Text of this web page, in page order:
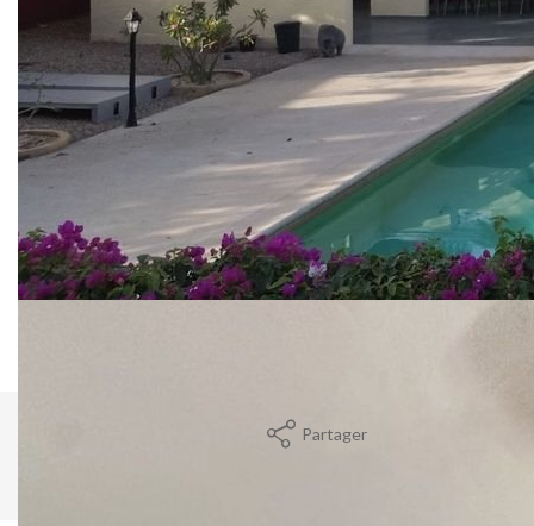
résidentiel.
Implantée sur 1 112m2 de terrain avec 300m2 habitable,
elle offre 4 chambres spacieuses, dont 1 studio
indépendant idéal pour recevoir ou pour un espace privé,
un grand jardin arboré, propice à la détente,une piscine
privée pour profiter pleinement du climat ensoleillée,
proximité immédiate de la mer, des commerces et
commodités.
Un bien rare alliant confort, espace et douceur de vivre.
**Honoraires à la charge du vendeur
Partager